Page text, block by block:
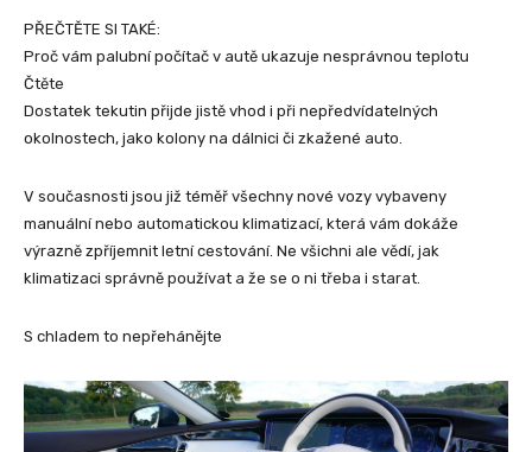
PŘEČTĚTE SI TAKÉ:
Proč vám palubní počítač v autě ukazuje nesprávnou teplotu
Čtěte
Dostatek tekutin přijde jistě vhod i při nepředvídatelných
okolnostech, jako kolony na dálnici či zkažené auto.
V současnosti jsou již téměř všechny nové vozy vybaveny
manuální nebo automatickou klimatizací, která vám dokáže
výrazně zpříjemnit letní cestování. Ne všichni ale vědí, jak
klimatizaci správně používat a že se o ni třeba i starat.
S chladem to nepřehánějte